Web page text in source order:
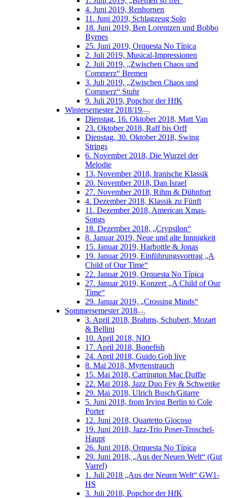
4. Juni 2019, Renhornen
11. Juni 2019, Schlagzeug Solo
18. Juni 2019, Ben Lorentzen und Bobbo
Byrnes
25. Juni 2019, Orquesta No Típica
2. Juli 2019, Musical-Impressionen
2. Juli 2019, „Zwischen Chaos und
Commerz“ Bremen
3. Juli 2019, „Zwischen Chaos und
Commerz“ Stuhr
9. Juli 2019, Popchor der HfK
Wintersemester 2018/19
Dienstag, 16. Oktober 2018, Matt Van
23. Oktober 2018, Raff bis Orff
Dienstag, 30. Oktober 2018, Swing
Strings
6. November 2018, Die Wurzel der
Melodie
13. November 2018, Iranische Klassik
20. November 2018, Dan Israel
27. November 2018, Rihm & Dühnfort
4. Dezember 2018, Klassik zu Fünft
11. Dezember 2018, American Xmas-
Songs
18. Dezember 2018, „Crypsilon“
8. Januar 2019, Neue und alte Innnigkeit
15. Januar 2019, Harbottle & Jonas
19. Januar 2019, Einführungsvortrag „A
Child of Our Time“
22. Januar 2019, Orquesta No Típica
27. Januar 2019, Konzert „A Child of Our
Time“
29. Januar 2019, „Crossing Minds“
Sommersemester 2018
3. April 2018, Brahms, Schubert, Mozart
& Bellini
10. April 2018, NIO
17. April 2018, Bonefish
24. April 2018, Guido Goh live
8. Mai 2018, Myrtenstrauch
15. Mai 2018, Carrington Mac Duffie
22. Mai 2018, Jazz Duo Fey & Schwenke
29. Mai 2018, Ulrich Busch/Gitarre
5. Juni 2018, from Irving Berlin to Cole
Porter
12. Juni 2018, Quartetto Giocoso
19. Juni 2018, Jazz-Trio Poser-Troschel-
Haupt
26. Juni 2018, Orquesta No Típica
29. Juni 2018, „Aus der Neuen Welt“ (Gut
Varrel)
1. Juli 2018 „Aus der Neuen Welt“ GW1-
HS
3. Juli 2018, Popchor der HfK